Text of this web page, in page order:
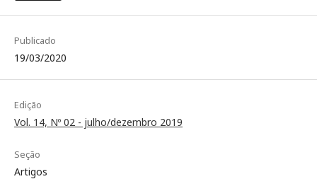
Publicado
19/03/2020
Edição
Vol. 14, Nº 02 - julho/dezembro 2019
Seção
Artigos